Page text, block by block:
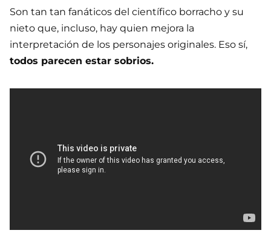
Son tan tan fanáticos del científico borracho y su
nieto que, incluso, hay quien mejora la
interpretación de los personajes originales. Eso sí,
todos parecen estar sobrios.